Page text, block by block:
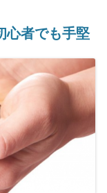
心者でも手堅